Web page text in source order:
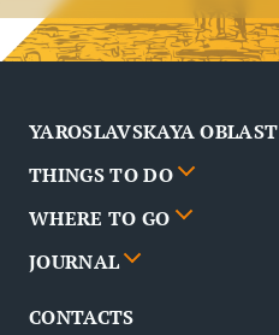
YAROSLAVSKAYA OBLAST
Cities
News
Partners
FAQ
THINGS TO DO
Events
Routes
Attractions
WHERE TO GO
Poster
Restaurants
JOURNAL
Business tourism
CONTACTS